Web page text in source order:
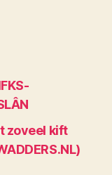
zoveel kift